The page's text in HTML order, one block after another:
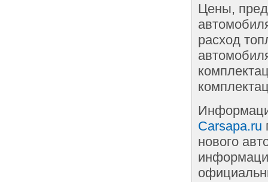
Цены,
расход
Carsapa.ru
нового